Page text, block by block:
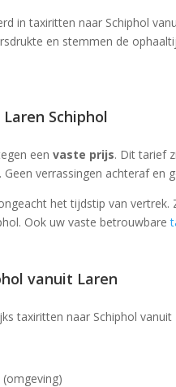
in taxiritten naar Schiphol
en stemmen de
Schiphol
een vaste prijs. Dit tarief
verrassingen achteraf en
het tijdstip van
Ook uw vaste betrouwbare
vanuit Laren
taxiritten naar Schiphol